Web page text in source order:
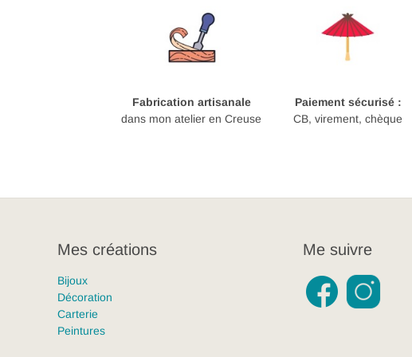
Fabrication artisanale
dans mon atelier en Creuse
Paiement sécurisé :
CB, virement, chèque
Mes créations
Bijoux
Décoration
Carterie
Peintures
Me suivre